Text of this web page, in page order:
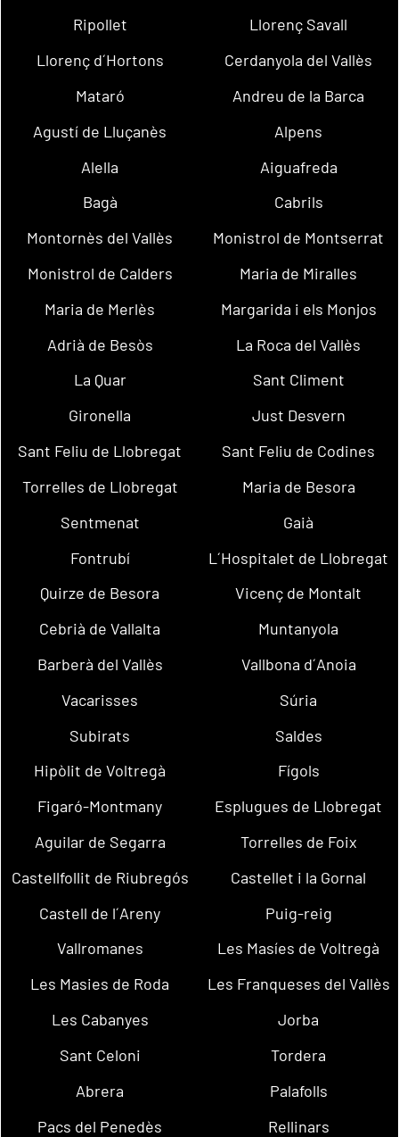
Ripollet
Llorenç Savall
Llorenç d´Hortons
Cerdanyola del Vallès
Mataró
Andreu de la Barca
Agustí de Lluçanès
Alpens
Alella
Aiguafreda
Bagà
Cabrils
Montornès del Vallès
Monistrol de Montserrat
Monistrol de Calders
Maria de Miralles
Maria de Merlès
Margarida i els Monjos
Adrià de Besòs
La Roca del Vallès
La Quar
Sant Climent
Gironella
Just Desvern
Sant Feliu de Llobregat
Sant Feliu de Codines
Torrelles de Llobregat
Maria de Besora
Sentmenat
Gaià
Fontrubí
L´Hospitalet de Llobregat
Quirze de Besora
Vicenç de Montalt
Cebrià de Vallalta
Muntanyola
Barberà del Vallès
Vallbona d´Anoia
Vacarisses
Súria
Subirats
Saldes
Hipòlit de Voltregà
Fígols
Figaró-Montmany
Esplugues de Llobregat
Aguilar de Segarra
Torrelles de Foix
Castellfollit de Riubregós
Castellet i la Gornal
Castell de l´Areny
Puig-reig
Vallromanes
Les Masíes de Voltregà
Les Masies de Roda
Les Franqueses del Vallès
Les Cabanyes
Jorba
Sant Celoni
Tordera
Abrera
Palafolls
Pacs del Penedès
Rellinars